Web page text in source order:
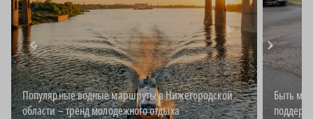
Популярные водные маршруты в Нижегородской
области – тренд молодежного отдыха
Быть